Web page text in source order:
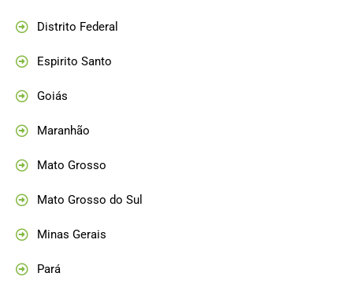
Distrito Federal
Espirito Santo
Goiás
Maranhão
Mato Grosso
Mato Grosso do Sul
Minas Gerais
Pará